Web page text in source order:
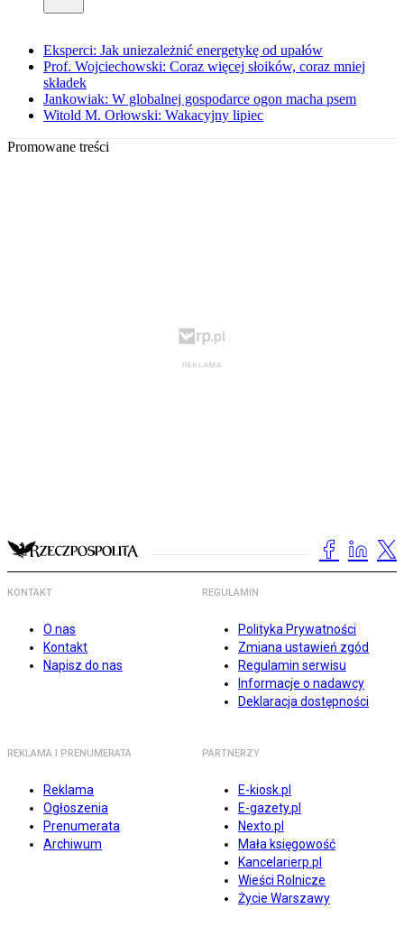
Eksperci: Jak uniezależnić energetykę od upałów
Prof. Wojciechowski: Coraz więcej słoików, coraz mniej
składek
Jankowiak: W globalnej gospodarce ogon macha psem
Witold M. Orłowski: Wakacyjny lipiec
Promowane treści
KONTAKT
O nas
Kontakt
Napisz do nas
REGULAMIN
Polityka Prywatności
Zmiana ustawień zgód
Regulamin serwisu
Informacje o nadawcy
Deklaracja dostępności
REKLAMA I PRENUMERATA
Reklama
Ogłoszenia
Prenumerata
Archiwum
PARTNERZY
E-kiosk.pl
E-gazety.pl
Nexto.pl
Mała księgowość
Kancelarierp.pl
Wieści Rolnicze
Życie Warszawy